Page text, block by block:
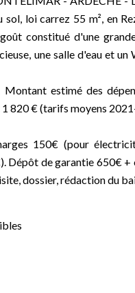
sol, loi carrez 55 m², en
constitué d'une
une salle d'eau et
estimé des
820 € (tarifs moyens
150€ (pour
Dépôt de garantie 650€
dossier, rédaction du